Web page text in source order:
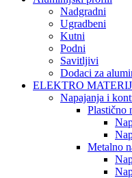
Nadgradni
Ugradbeni
Kutni
Podni
Savitljivi
Dodaci za
ELEKTRO
Napajanja i
Plastično
Metalno